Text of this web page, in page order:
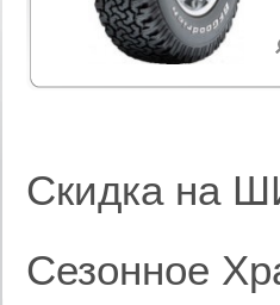
Скидка на
Сезонное